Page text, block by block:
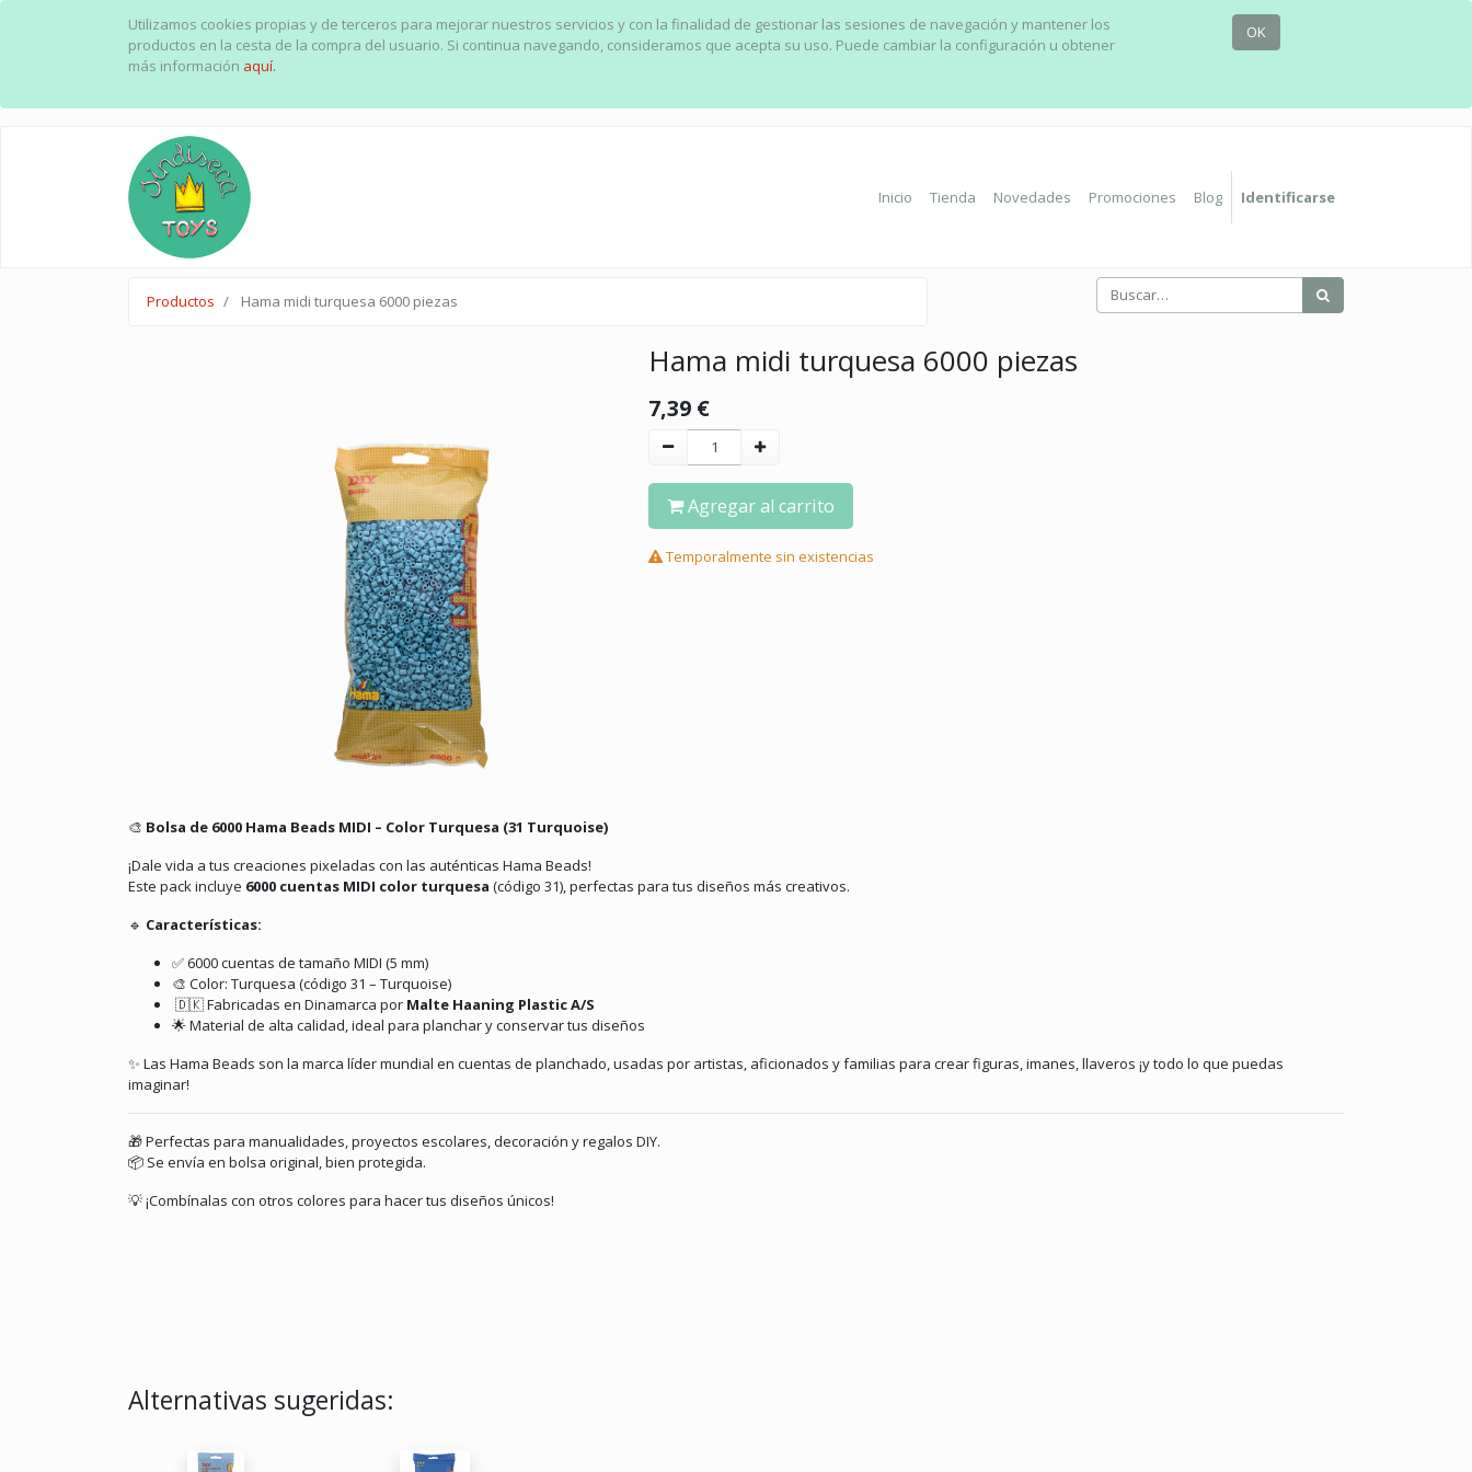
Utilizamos cookies propias y de terceros para mejorar nuestros servicios y con la finalidad de gestionar las sesiones de navegación y mantener los
productos en la cesta de la compra del usuario. Si continua navegando, consideramos que acepta su uso. Puede cambiar la configuración u obtener
más información aquí.
OK
Inicio Tienda Novedades Promociones Blog Identificarse
Productos Hama midi turquesa 6000 piezas
Hama midi turquesa 6000 piezas
7,39 €
Agregar al carrito
Temporalmente sin existencias
🎨 Bolsa de 6000 Hama Beads MIDI – Color Turquesa (31 Turquoise)
¡Dale vida a tus creaciones pixeladas con las auténticas Hama Beads!
Este pack incluye 6000 cuentas MIDI color turquesa (código 31), perfectas para tus diseños más creativos.
🔹 Características:
✅ 6000 cuentas de tamaño MIDI (5 mm)
🎨 Color: Turquesa (código 31 – Turquoise)
🇩🇰 Fabricadas en Dinamarca por Malte Haaning Plastic A/S
🌟 Material de alta calidad, ideal para planchar y conservar tus diseños
✨ Las Hama Beads son la marca líder mundial en cuentas de planchado, usadas por artistas, aficionados y familias para crear figuras, imanes, llaveros ¡y todo lo que puedas
imaginar!
🎁 Perfectas para manualidades, proyectos escolares, decoración y regalos DIY.
📦 Se envía en bolsa original, bien protegida.
💡 ¡Combínalas con otros colores para hacer tus diseños únicos!
Alternativas sugeridas: